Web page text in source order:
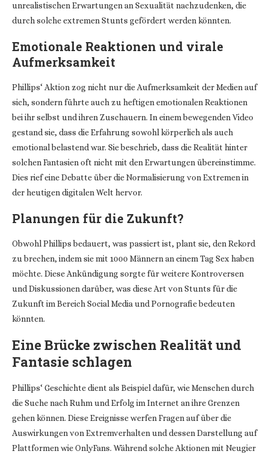
unrealistischen Erwartungen an Sexualität nachzudenken, die
durch solche extremen Stunts gefördert werden könnten.
Emotionale Reaktionen und virale
Aufmerksamkeit
Phillips‘ Aktion zog nicht nur die Aufmerksamkeit der Medien auf
sich, sondern führte auch zu heftigen emotionalen Reaktionen
bei ihr selbst und ihren Zuschauern. In einem bewegenden Video
gestand sie, dass die Erfahrung sowohl körperlich als auch
emotional belastend war. Sie beschrieb, dass die Realität hinter
solchen Fantasien oft nicht mit den Erwartungen übereinstimme.
Dies rief eine Debatte über die Normalisierung von Extremen in
der heutigen digitalen Welt hervor.
Planungen für die Zukunft?
Obwohl Phillips bedauert, was passiert ist, plant sie, den Rekord
zu brechen, indem sie mit 1000 Männern an einem Tag Sex haben
möchte. Diese Ankündigung sorgte für weitere Kontroversen
und Diskussionen darüber, was diese Art von Stunts für die
Zukunft im Bereich Social Media und Pornografie bedeuten
könnten.
Eine Brücke zwischen Realität und
Fantasie schlagen
Phillips‘ Geschichte dient als Beispiel dafür, wie Menschen durch
die Suche nach Ruhm und Erfolg im Internet an ihre Grenzen
gehen können. Diese Ereignisse werfen Fragen auf über die
Auswirkungen von Extremverhalten und dessen Darstellung auf
Plattformen wie OnlyFans. Während solche Aktionen mit Neugier